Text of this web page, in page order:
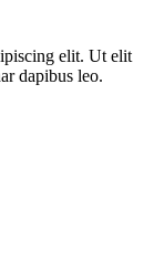
elit. Ut elit
dapibus leo.